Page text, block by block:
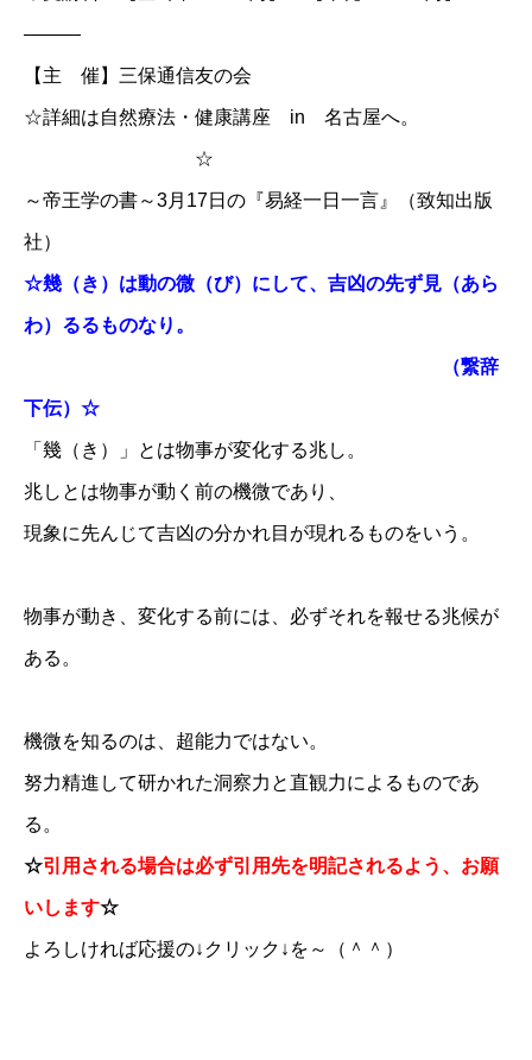
———
【主 催】三保通信友の会
☆詳細は自然療法・健康講座 in 名古屋へ。
☆
～帝王学の書～3月17日の『易経一日一言』（致知出版
社）
☆幾（き）は動の微（び）にして、吉凶の先ず見（あら
わ）るるものなり。
（繋辞
下伝）☆
「幾（き）」とは物事が変化する兆し。
兆しとは物事が動く前の機微であり、
現象に先んじて吉凶の分かれ目が現れるものをいう。
物事が動き、変化する前には、必ずそれを報せる兆候が
ある。
機微を知るのは、超能力ではない。
努力精進して研かれた洞察力と直観力によるものであ
る。
☆引用される場合は必ず引用先を明記されるよう、お願
いします☆
よろしければ応援の↓クリック↓を～（＾＾）